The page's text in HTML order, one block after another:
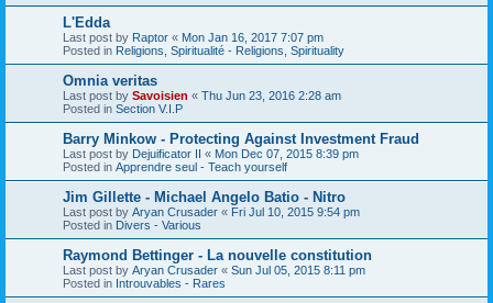
L'Edda
Last post by Raptor « Mon Jan 16, 2017 7:07 pm
Posted in Religions, Spiritualité - Religions, Spirituality
Omnia veritas
Last post by Savoisien « Thu Jun 23, 2016 2:28 am
Posted in Section V.I.P
Barry Minkow - Protecting Against Investment Fraud
Last post by Dejuificator II « Mon Dec 07, 2015 8:39 pm
Posted in Apprendre seul - Teach yourself
Jim Gillette - Michael Angelo Batio - Nitro
Last post by Aryan Crusader « Fri Jul 10, 2015 9:54 pm
Posted in Divers - Various
Raymond Bettinger - La nouvelle constitution
Last post by Aryan Crusader « Sun Jul 05, 2015 8:11 pm
Posted in Introuvables - Rares